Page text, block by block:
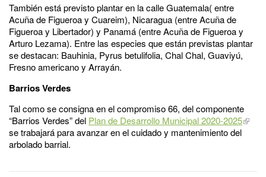
También está previsto plantar en la calle Guatemala( entre
Acuña de Figueroa y Cuareim), Nicaragua (entre Acuña de
Figueroa y Libertador) y Panamá (entre Acuña de Figueroa y
Arturo Lezama). Entre las especies que están previstas plantar
se destacan: Bauhinia, Pyrus betulifolia, Chal Chal, Guaviyú,
Fresno americano y Arrayán.
Barrios Verdes
Tal como se consigna en el compromiso 66, del componente
“Barrios Verdes” del Plan de Desarrollo Municipal 2020-2025
se trabajará para avanzar en el cuidado y mantenimiento del
arbolado barrial.